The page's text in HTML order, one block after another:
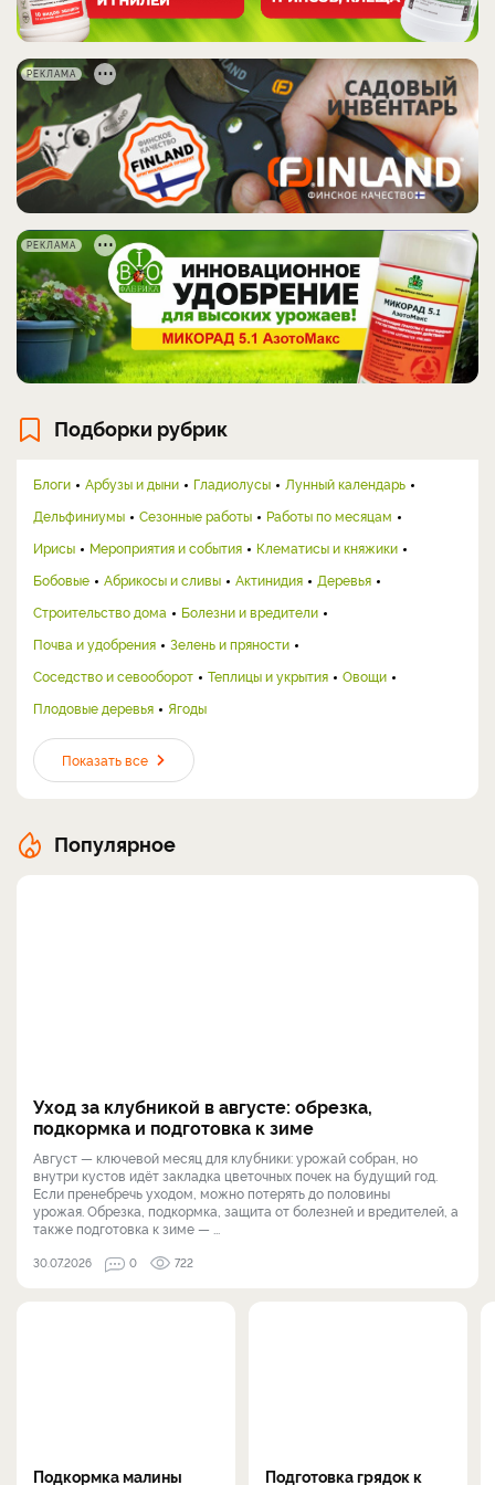
РЕКЛАМА
РЕКЛАМА
Подборки рубрик
Блоги Арбузы и дыни Гладиолусы
Лунный календарь
Дельфиниумы
Сезонные работы
Работы по месяцам
Ирисы
Мероприятия и события
Клематисы и княжики
Бобовые
Абрикосы и сливы Актинидия
Деревья
Строительство дома
Болезни и вредители
Почва и удобрения
Зелень и пряности
Соседство и севооборот
Теплицы и укрытия
Овощи
Плодовые деревья
Ягоды
Показать все
Популярное
Уход за клубникой в августе: обрезка,
подкормка и подготовка к зиме
Август — ключевой месяц для клубники: урожай собран, но
внутри кустов идёт закладка цветочных почек на будущий год.
Если пренебречь уходом, можно потерять до половины
урожая. Обрезка, подкормка, защита от болезней и вредителей, а
также подготовка к зиме — ...
30.07.2026 0 722
Подкормка малины
Подготовка грядок к